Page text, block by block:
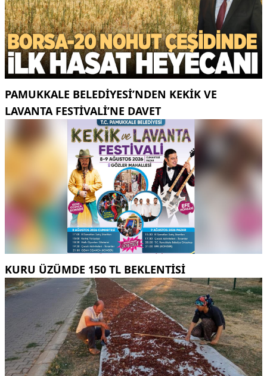
PAMUKKALE BELEDIYESI’NDEN KEKIK VE
LAVANTA FESTIVALI’NE DAVET
KURU ÜZÜMDE 150 TL BEKLENTISI